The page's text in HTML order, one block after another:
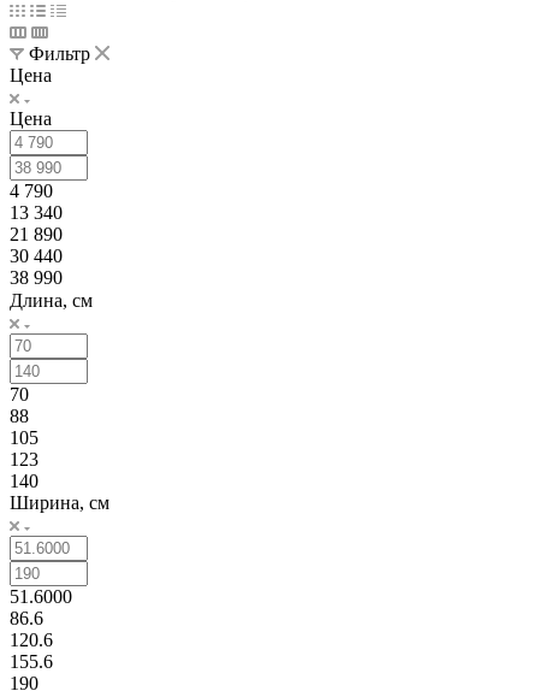
Фильтр
Цена
Цена
4 790
13 340
21 890
30 440
38 990
Длина, см
70
88
105
123
140
Ширина, см
51.6000
86.6
120.6
155.6
190